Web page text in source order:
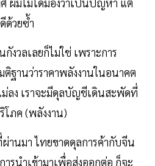
ด้วยซ้ำ
งวลเลยก็ไม่ใช่ เพราะการ
ฐานว่าราคาพลังงานในอนาคต
ม่ลง เราจะมีดุลบัญชีเดินสะพัดที่
โภค (พลังงาน)
านมา ไทยขาดดุลการค้ากับจีน
รนำเข้ามาเพื่อส่งออกต่อ ก็จะ